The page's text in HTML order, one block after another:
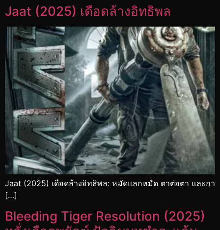
Jaat (2025) เดือดล้างอิทธิพล
Jaat (2025) เดือดล้างอิทธิพล: หมัดแลกหมัด ตาต่อตา และกา
[…]
Bleeding Tiger Resolution (2025)